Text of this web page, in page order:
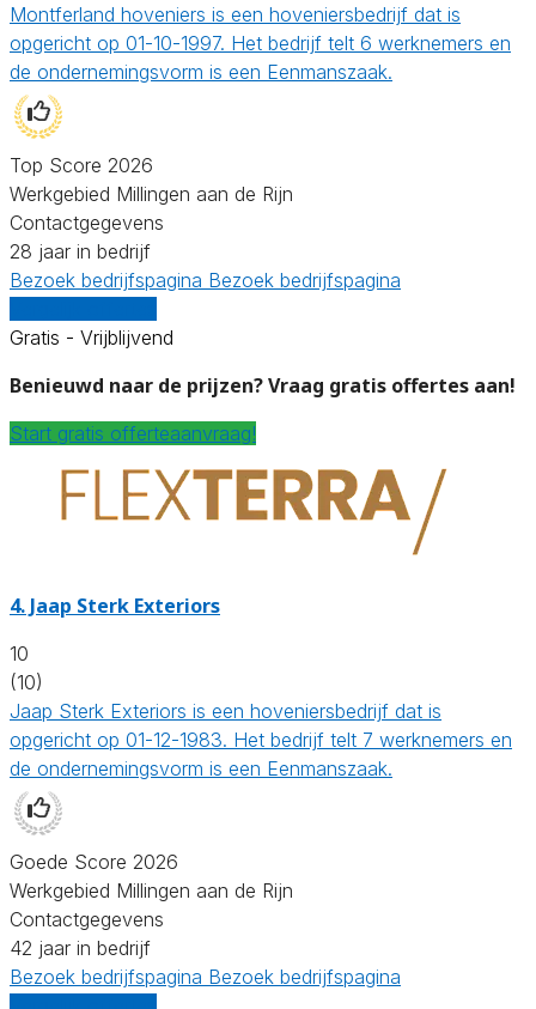
Montferland hoveniers is een hoveniersbedrijf dat is
opgericht op 01-10-1997. Het bedrijf telt 6 werknemers en
de ondernemingsvorm is een Eenmanszaak.
Top Score 2026
Werkgebied Millingen aan de Rijn
Contactgegevens
28 jaar in bedrijf
Bezoek bedrijfspagina Bezoek bedrijfspagina
Gratis - Vrijblijvend
Benieuwd naar de prijzen? Vraag gratis offertes aan!
Start gratis offerteaanvraag!
4. Jaap Sterk Exteriors
10
(10)
Jaap Sterk Exteriors is een hoveniersbedrijf dat is
opgericht op 01-12-1983. Het bedrijf telt 7 werknemers en
de ondernemingsvorm is een Eenmanszaak.
Goede Score 2026
Werkgebied Millingen aan de Rijn
Contactgegevens
42 jaar in bedrijf
Bezoek bedrijfspagina Bezoek bedrijfspagina